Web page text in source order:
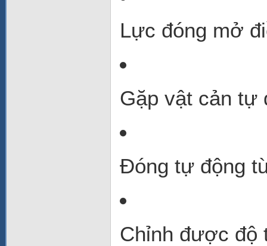
Lực đóng mở
Gặp vật cản tự
Đóng tự động
Chỉnh được độ